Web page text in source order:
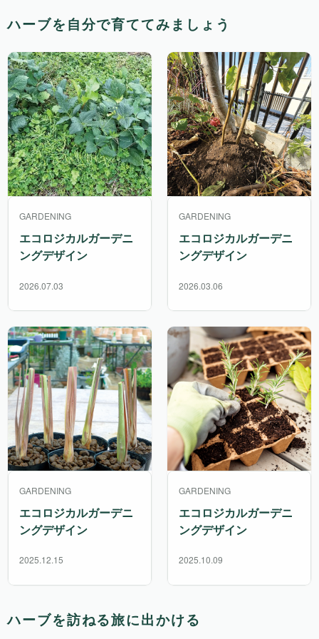
ハーブを自分で育ててみましょう
GARDENING
エコロジカルガーデニ
ングデザイン
2026.07.03
GARDENING
エコロジカルガーデニ
ングデザイン
2026.03.06
GARDENING
エコロジカルガーデニ
ングデザイン
2025.12.15
GARDENING
エコロジカルガーデニ
ングデザイン
2025.10.09
ハーブを訪ねる旅に出かける